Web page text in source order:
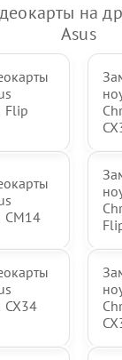
на
Asus
Flip
CM14
CX34